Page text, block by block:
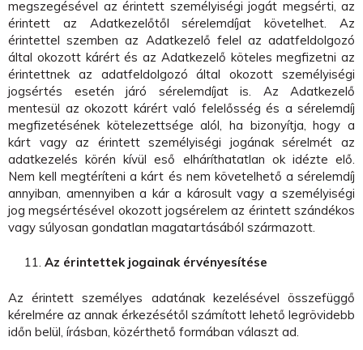
megszegésével az érintett személyiségi jogát megsérti, az
érintett az Adatkezelőtől sérelemdíjat követelhet. Az
érintettel szemben az Adatkezelő felel az adatfeldolgozó
által okozott kárért és az Adatkezelő köteles megfizetni az
érintettnek az adatfeldolgozó által okozott személyiségi
jogsértés esetén járó sérelemdíjat is. Az Adatkezelő
mentesül az okozott kárért való felelősség és a sérelemdíj
megfizetésének kötelezettsége alól, ha bizonyítja, hogy a
kárt vagy az érintett személyiségi jogának sérelmét az
adatkezelés körén kívül eső elháríthatatlan ok idézte elő.
Nem kell megtéríteni a kárt és nem követelhető a sérelemdíj
annyiban, amennyiben a kár a károsult vagy a személyiségi
jog megsértésével okozott jogsérelem az érintett szándékos
vagy súlyosan gondatlan magatartásából származott.
Az érintettek jogainak érvényesítése
Az érintett személyes adatának kezelésével összefüggő
kérelmére az annak érkezésétől számított lehető legrövidebb
időn belül, írásban, közérthető formában választ ad.